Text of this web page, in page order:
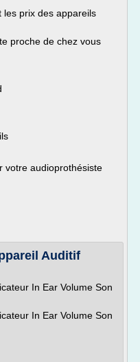
les prix des appareils
proche de chez vous
votre audioprothésiste
Auditif
In Ear Volume Son
In Ear Volume Son